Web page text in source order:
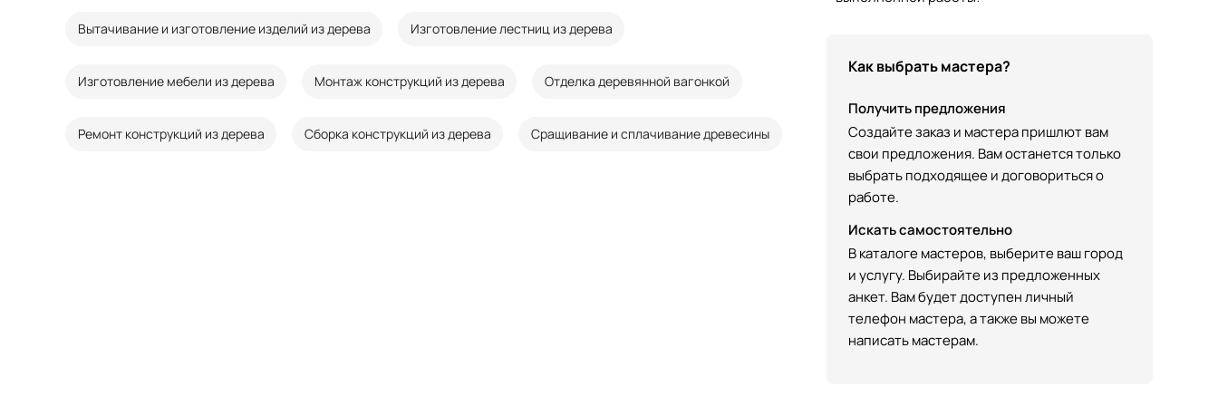
Вытачивание и изготовление изделий из дерева Изготовление лестниц из дерева
Изготовление мебели из дерева Монтаж конструкций из дерева Отделка деревянной вагонкой
Ремонт конструкций из дерева Сборка конструкций из дерева Сращивание и сплачивание древесины
Как выбрать мастера?
Получить предложения
Создайте заказ и мастера пришлют вам
свои предложения. Вам останется только
выбрать подходящее и договориться о
работе.
Искать самостоятельно
В каталоге мастеров, выберите ваш город
и услугу. Выбирайте из предложенных
анкет. Вам будет доступен личный
телефон мастера, а также вы можете
написать мастерам.